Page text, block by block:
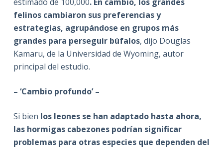
felinos cambiaron sus preferencias y
estrategias, agrupándose en grupos más
grandes para perseguir búfalos, dijo Douglas
Kamaru, de la Universidad de Wyoming, autor
principal del estudio.
– ‘Cambio profundo’ –
Si bien los leones se han adaptado hasta ahora,
las hormigas cabezones podrían significar
problemas para otras especies que dependen del